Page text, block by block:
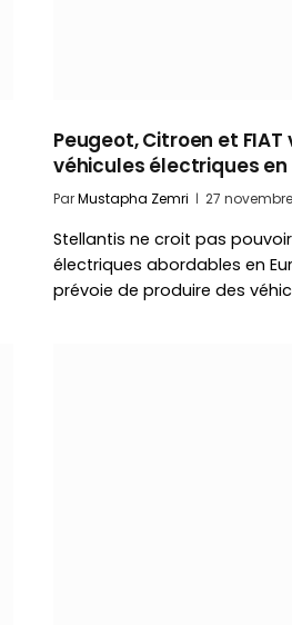
Peugeot, Citroen et
véhicules électriques en
ParMustapha Zemri 27
Stellantis ne croit pas
électriques abordables en
prévoie de produire des